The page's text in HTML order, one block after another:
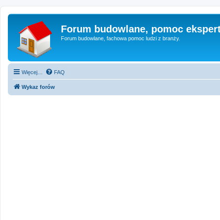
Forum budowlane, pomoc
Forum budowlane, fachowa pomoc ludzi z branży.
Więcej… FAQ
Wykaz forów